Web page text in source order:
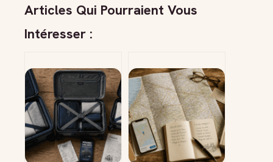
Articles Qui Pourraient Vous
Intéresser :